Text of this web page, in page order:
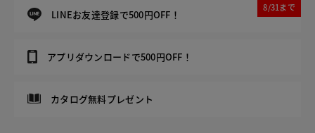
LINEお友達登録で500円OFF！
8/31まで
アプリダウンロードで500円OFF！
カタログ無料プレゼント